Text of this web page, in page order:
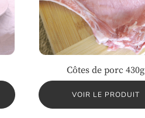
Côtes de porc 430g
VOIR LE PRODUIT